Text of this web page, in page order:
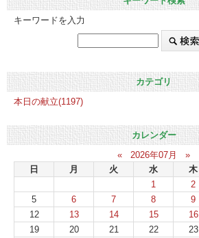
キーワードを入力
カテゴリ
本日の献立(1197)
カレンダー
«
2026年07月
»
日
月 火 水 木
1
2
5
6 7 8 9
12
13 14 15 16
19
20 21 22 23